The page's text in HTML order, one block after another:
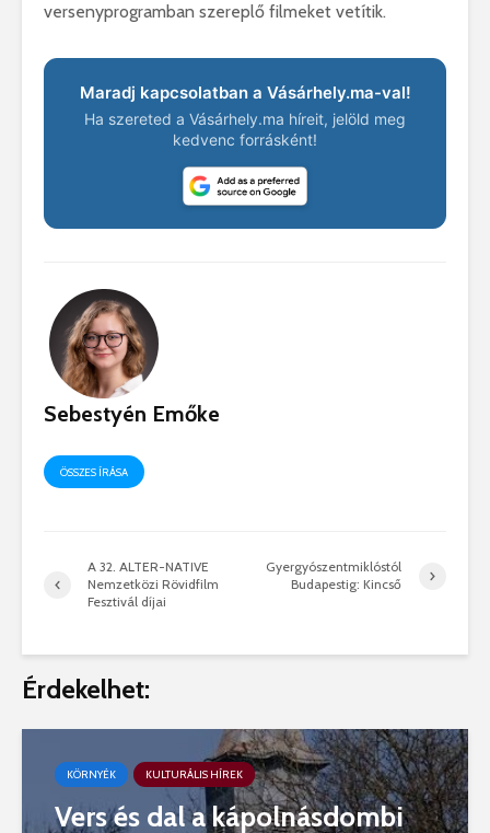
versenyprogramban szereplő filmeket vetítik.
Maradj kapcsolatban a Vásárhely.ma-val!
Ha szereted a Vásárhely.ma híreit, jelöld meg
kedvenc forrásként!
Sebestyén Emőke
ÖSSZES ÍRÁSA
A 32. ALTER-NATIVE
Nemzetközi Rövidfilm
Fesztivál díjai
Gyergyószentmiklóstól
Budapestig: Kincső
Érdekelhet:
KÖRNYÉK KULTURÁLIS HÍREK
Vers és dal a kápolnásdombi